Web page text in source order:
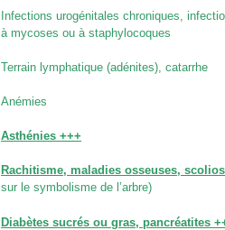
Infections urogénitales chroniques,
à mycoses ou à staphylocoques
Terrain lymphatique (adénites), catarrhe
Anémies
Asthénies +++
Rachitisme, maladies osseuses,
sur le symbolisme de l’arbre)
Diabètes sucrés ou gras, pancréatites